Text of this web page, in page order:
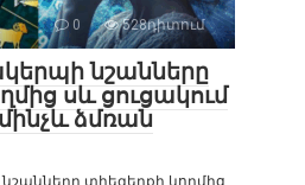
0 528դիտում
նշանները
սև ցուցակում
ձմռան
տիեզերքի կողմից